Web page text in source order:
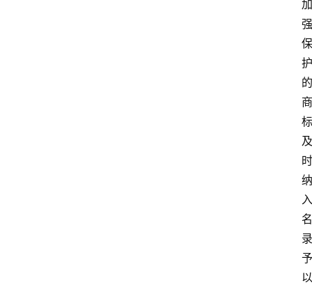
加
强
保
护
的
商
标
及
时
纳
入
名
录
予
以